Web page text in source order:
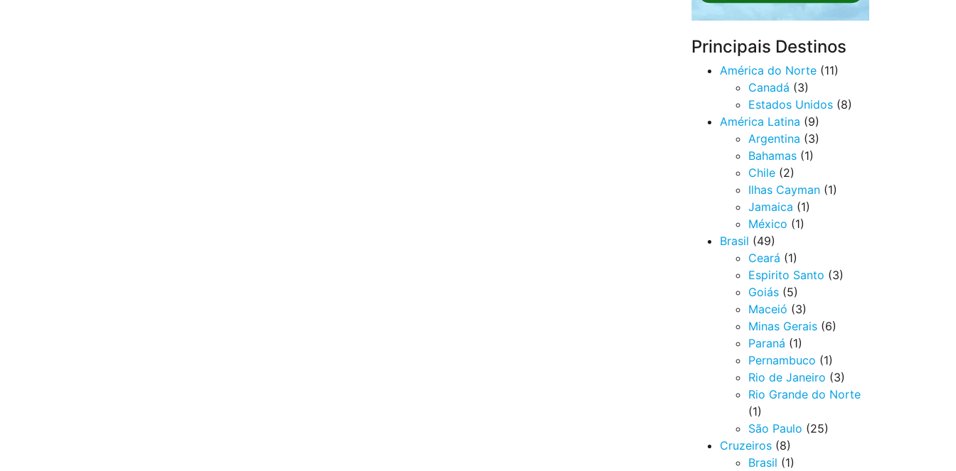
Principais Destinos
América do Norte (11)
Canadá (3)
Estados Unidos (8)
América Latina (9)
Argentina (3)
Bahamas (1)
Chile (2)
Ilhas Cayman (1)
Jamaica (1)
México (1)
Brasil (49)
Ceará (1)
Espirito Santo (3)
Goiás (5)
Maceió (3)
Minas Gerais (6)
Paraná (1)
Pernambuco (1)
Rio de Janeiro (3)
Rio Grande do Norte
(1)
São Paulo (25)
Cruzeiros (8)
Brasil (1)